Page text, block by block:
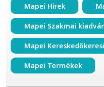
Mapei Hírek
Mapei Szakmai
Mapei
Mapei Termékek